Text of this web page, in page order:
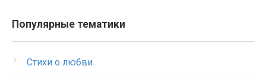
Популярные тематики
Стихи о любви